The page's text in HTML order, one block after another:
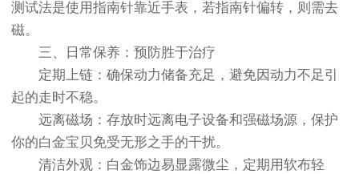
测试法是使用指南针靠近手表，若指南针偏转，则需去
磁。
三、日常保养：预防胜于治疗
定期上链：确保动力储备充足，避免因动力不足引
起的走时不稳。
远离磁场：存放时远离电子设备和强磁场源，保护
你的白金宝贝免受无形之手的干扰。
清洁外观：白金饰边易显露微尘，定期用软布轻